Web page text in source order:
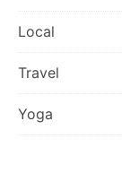
Local
Travel
Yoga